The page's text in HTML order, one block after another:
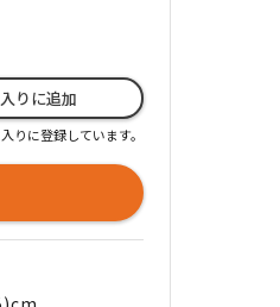
りに追加
りに登録しています。